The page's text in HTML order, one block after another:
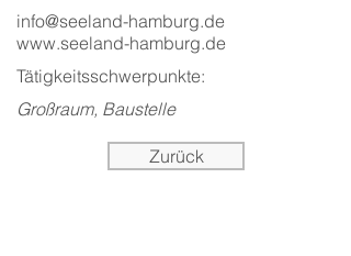
info@seeland-hamburg.de
www.seeland-hamburg.de
Tätigkeitsschwerpunkte:
Großraum, Baustelle
Zurück